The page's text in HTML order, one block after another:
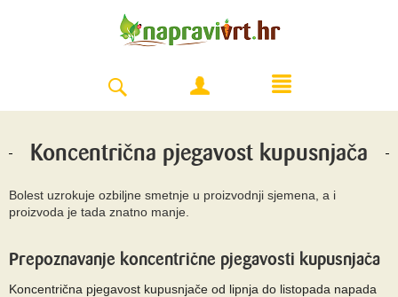
Koncentrična pjegavost kupusnjača
Bolest uzrokuje ozbiljne smetnje u proizvodnji sjemena, a i
proizvoda je tada znatno manje.
Prepoznavanje koncentrične pjegavosti kupusnjača
Koncentrična pjegavost kupusnjače od lipnja do listopada napada